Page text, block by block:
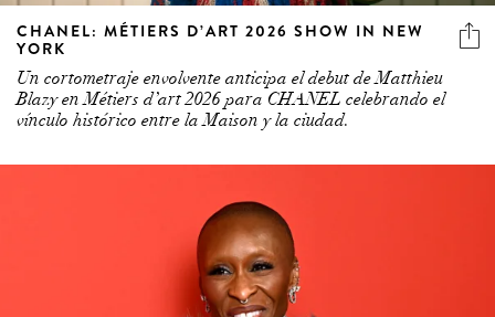
CHANEL: MÉTIERS D’ART 2026 SHOW IN NEW
YORK
Un cortometraje envolvente anticipa el debut de Matthieu
Blazy en Métiers d’art 2026 para CHANEL celebrando el
vínculo histórico entre la Maison y la ciudad.